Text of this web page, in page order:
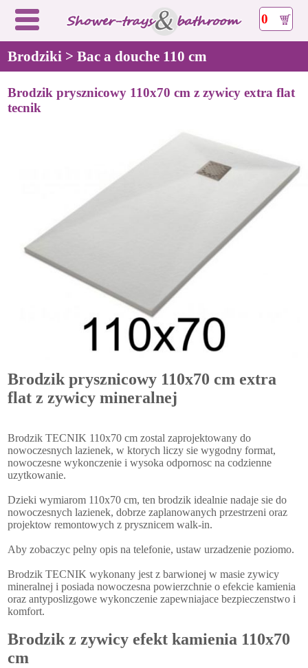
0
Brodziki > Bac a douche 110 cm
Brodzik prysznicowy 110x70 cm z zywicy extra flat
tecnik
Brodzik prysznicowy 110x70 cm extra
flat z zywicy mineralnej
Brodzik TECNIK 110x70 cm zostal zaprojektowany do
nowoczesnych lazienek, w ktorych liczy sie wygodny format,
nowoczesne wykonczenie i wysoka odpornosc na codzienne
uzytkowanie.
Dzieki wymiarom 110x70 cm, ten brodzik idealnie nadaje sie do
nowoczesnych lazienek, dobrze zaplanowanych przestrzeni oraz
projektow remontowych z prysznicem walk-in.
Aby zobaczyc pelny opis na telefonie, ustaw urzadzenie poziomo.
Brodzik TECNIK wykonany jest z barwionej w masie zywicy
mineralnej i posiada nowoczesna powierzchnie o efekcie kamienia
oraz antyposlizgowe wykonczenie zapewniajace bezpieczenstwo i
komfort.
Brodzik z zywicy efekt kamienia 110x70
cm